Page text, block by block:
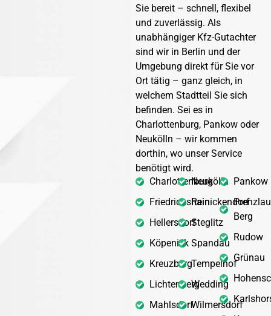
Sie bereit – schnell, flexibel
und zuverlässig. Als
unabhängiger Kfz-Gutachter
sind wir in Berlin und der
Umgebung direkt für Sie vor
Ort tätig – ganz gleich, in
welchem Stadtteil Sie sich
befinden. Sei es in
Charlottenburg, Pankow oder
Neukölln – wir kommen
dorthin, wo unser Service
benötigt wird.
Charlottenburg
Friedrichshain
Hellersdorf
Köpenick
Kreuzberg
Lichtenberg
Mahlsdorf
Neukölln
Reinickendorf
Steglitz
Spandau
Tempelhof
Wedding
Wilmersdorf
Pankow
Berg
Rudow
Grünau